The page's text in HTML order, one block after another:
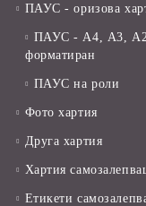
ПАУС - оризова
ПАУС - А4, А3,
форматиран
ПАУС на роли
Фото хартия
Друга хартия
Хартия
Етикети